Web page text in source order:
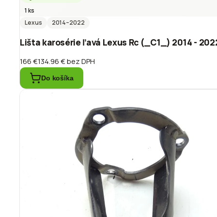
1 ks
Lexus
2014–2022
Lišta karosérie ľavá Lexus Rc (_C1_) 2014 -
166 €134.96 €bez DPH
Do košíka